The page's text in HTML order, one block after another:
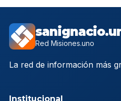
Red Misiones.uno
La red de información más
Institucional